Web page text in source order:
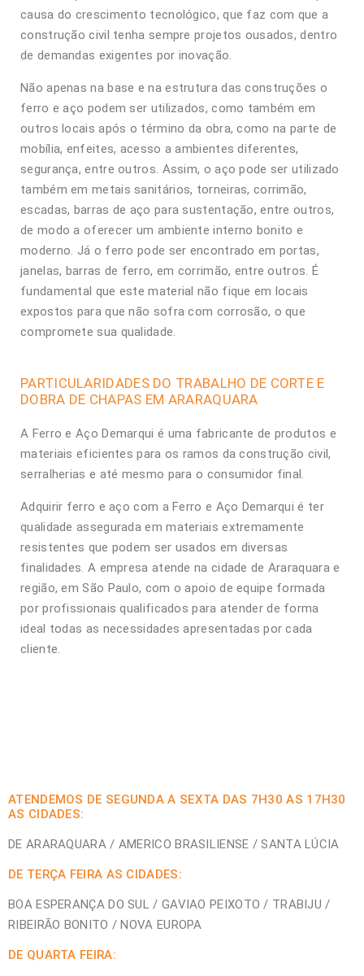
causa do crescimento tecnológico, que faz com que a
construção civil tenha sempre projetos ousados, dentro
de demandas exigentes por inovação.
Não apenas na base e na estrutura das construções o
ferro e aço podem ser utilizados, como também em
outros locais após o término da obra, como na parte de
mobília, enfeites, acesso a ambientes diferentes,
segurança, entre outros. Assim, o aço pode ser utilizado
também em metais sanitários, torneiras, corrimão,
escadas, barras de aço para sustentação, entre outros,
de modo a oferecer um ambiente interno bonito e
moderno. Já o ferro pode ser encontrado em portas,
janelas, barras de ferro, em corrimão, entre outros. É
fundamental que este material não fique em locais
expostos para que não sofra com corrosão, o que
compromete sua qualidade.
PARTICULARIDADES DO TRABALHO DE CORTE E
DOBRA DE CHAPAS EM ARARAQUARA
A Ferro e Aço Demarqui é uma fabricante de produtos e
materiais eficientes para os ramos da construção civil,
serralherias e até mesmo para o consumidor final.
Adquirir ferro e aço com a Ferro e Aço Demarqui é ter
qualidade assegurada em materiais extremamente
resistentes que podem ser usados em diversas
finalidades. A empresa atende na cidade de Araraquara e
região, em São Paulo, com o apoio de equipe formada
por profissionais qualificados para atender de forma
ideal todas as necessidades apresentadas por cada
cliente.
ATENDEMOS DE SEGUNDA A SEXTA DAS 7H30 AS 17H30
AS CIDADES:
DE ARARAQUARA / AMERICO BRASILIENSE / SANTA LÚCIA
DE TERÇA FEIRA AS CIDADES:
BOA ESPERANÇA DO SUL / GAVIAO PEIXOTO / TRABIJU /
RIBEIRÃO BONITO / NOVA EUROPA
DE QUARTA FEIRA: